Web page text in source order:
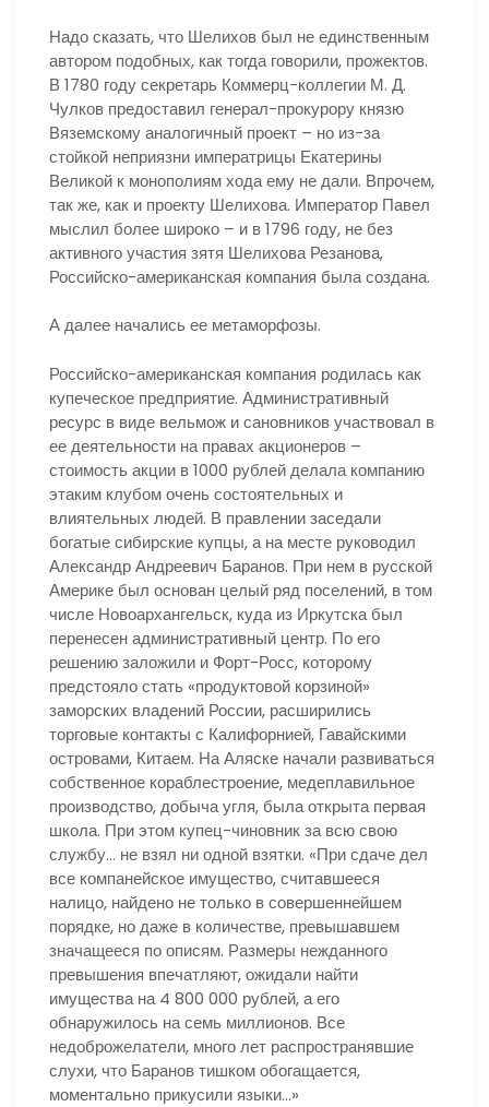
Надо сказать, что Шелихов был не единственным
автором подобных, как тогда говорили, прожектов.
В 1780 году секретарь Коммерц-коллегии М. Д.
Чулков предоставил генерал-прокурору князю
Вяземскому аналогичный проект – но из-за
стойкой неприязни императрицы Екатерины
Великой к монополиям хода ему не дали. Впрочем,
так же, как и проекту Шелихова. Император Павел
мыслил более широко – и в 1796 году, не без
активного участия зятя Шелихова Резанова,
Российско-американская компания была создана.
А далее начались ее метаморфозы.
Российско-американская компания родилась как
купеческое предприятие. Административный
ресурс в виде вельмож и сановников участвовал в
ее деятельности на правах акционеров –
стоимость акции в 1000 рублей делала компанию
этаким клубом очень состоятельных и
влиятельных людей. В правлении заседали
богатые сибирские купцы, а на месте руководил
Александр Андреевич Баранов. При нем в русской
Америке был основан целый ряд поселений, в том
числе Новоархангельск, куда из Иркутска был
перенесен административный центр. По его
решению заложили и Форт-Росс, которому
предстояло стать «продуктовой корзиной»
заморских владений России, расширились
торговые контакты с Калифорнией, Гавайскими
островами, Китаем. На Аляске начали развиваться
собственное кораблестроение, медеплавильное
производство, добыча угля, была открыта первая
школа. При этом купец-чиновник за всю свою
службу… не взял ни одной взятки. «При сдаче дел
все компанейское имущество, считавшееся
налицо, найдено не только в совершеннейшем
порядке, но даже в количестве, превышавшем
значащееся по описям. Размеры нежданного
превышения впечатляют, ожидали найти
имущества на 4 800 000 рублей, а его
обнаружилось на семь миллионов. Все
недоброжелатели, много лет распространявшие
слухи, что Баранов тишком обогащается,
моментально прикусили языки…»